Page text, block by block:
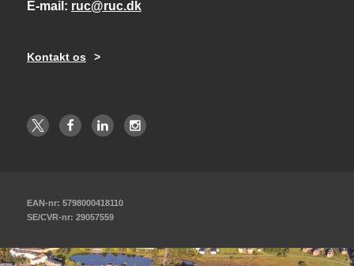
E-mail
ruc@ruc.dk
Kontakt os
EAN-nr: 5798000418110
SE/CVR-nr: 29057559